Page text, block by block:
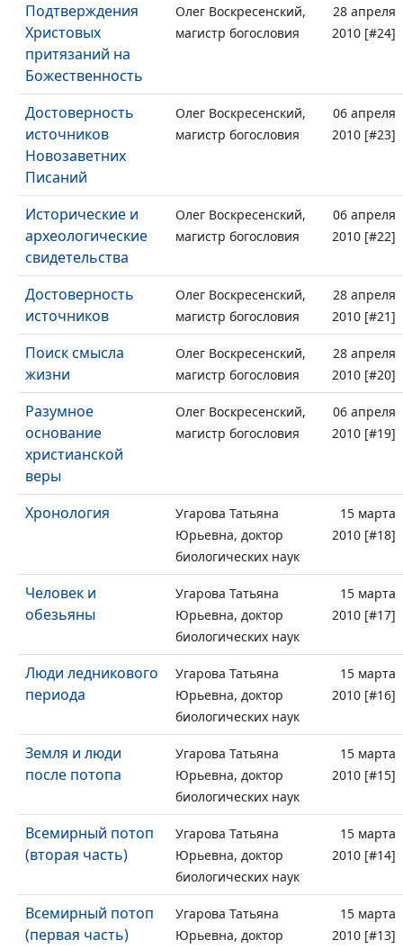
Подтверждения
Христовых
притязаний на
Божественность
Олег Воскресенский,
магистр богословия
28 апреля
2010 [#24]
Достоверность
источников
Новозаветних
Писаний
Олег Воскресенский,
магистр богословия
06 апреля
2010 [#23]
Исторические и
археологические
свидетельства
Олег Воскресенский,
магистр богословия
06 апреля
2010 [#22]
Достоверность
источников
Олег Воскресенский,
магистр богословия
28 апреля
2010 [#21]
Поиск смысла
жизни
Олег Воскресенский,
магистр богословия
28 апреля
2010 [#20]
Разумное
основание
христианской
веры
Олег Воскресенский,
магистр богословия
06 апреля
2010 [#19]
Хронология
Угарова Татьяна
Юрьевна, доктор
биологических наук
15 марта
2010 [#18]
Человек и
обезьяны
Угарова Татьяна
Юрьевна, доктор
биологических наук
15 марта
2010 [#17]
Люди ледникового
периода
Угарова Татьяна
Юрьевна, доктор
биологических наук
15 марта
2010 [#16]
Земля и люди
после потопа
Угарова Татьяна
Юрьевна, доктор
биологических наук
15 марта
2010 [#15]
Всемирный потоп
(вторая часть)
Угарова Татьяна
Юрьевна, доктор
биологических наук
15 марта
2010 [#14]
Всемирный потоп
(первая часть)
Угарова Татьяна
Юрьевна, доктор
15 марта
2010 [#13]